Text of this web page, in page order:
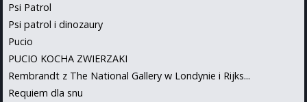
Psi Patrol
Psi patrol i dinozaury
Pucio
PUCIO KOCHA ZWIERZAKI
Rembrandt z The National Gallery w Londynie i Rijks...
Requiem dla snu